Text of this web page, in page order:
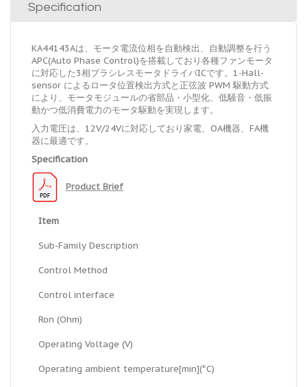
Specification
KA44143Aは、モータ電流位相を自動検出、自動調整を行う
APC(Auto Phase Control)を搭載しており各種ファンモータ
に対応した3相ブラシレスモータドライバICです。1-Hall-
sensor によるロータ位置検出方式と正弦波 PWM 駆動方式
により、モータモジュールの省部品・小型化、低騒音・低振
動かつ低消費電力のモータ駆動を実現します。
入力電圧は、12V/24Vに対応しており家電、OA機器、FA機
器に最適です。
Specification
Product Brief
Item
Sub-Family Description
Control Method
Control interface
Ron (Ohm)
Operating Voltage (V)
Operating ambient temperature[min](°C)